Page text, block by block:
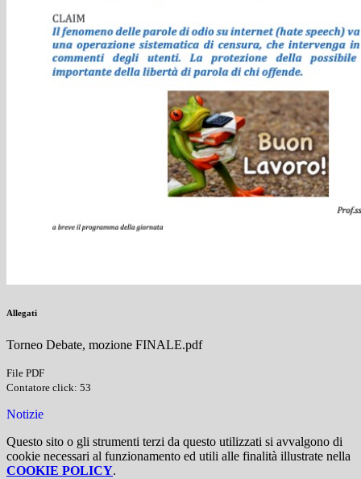
Allegati
Torneo Debate, mozione FINALE.pdf
File PDF
Contatore click: 53
Notizie
Questo sito o gli strumenti terzi da questo utilizzati si avvalgono di
cookie necessari al funzionamento ed utili alle finalità illustrate nella
COOKIE POLICY.